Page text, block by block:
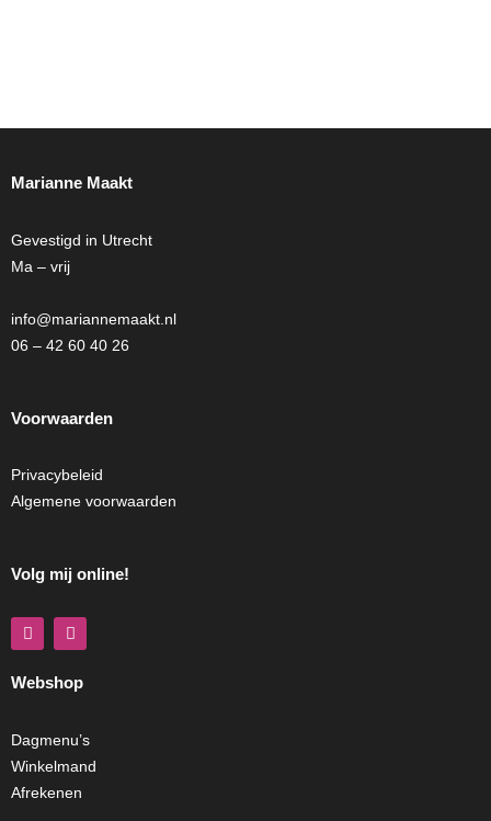
Marianne Maakt
Gevestigd in Utrecht
Ma – vrij
info@mariannemaakt.nl
06 – 42 60 40 26
Voorwaarden
Privacybeleid
Algemene voorwaarden
Volg mij online!
F
a
c
e
b
k
I
n
s
a
a
Webshop
Dagmenu’s
Winkelmand
Afrekenen